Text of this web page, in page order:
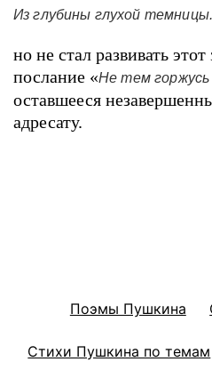
Из глубины глухой темницы.
но не стал развивать
послание «Не тем
оставшееся
адресату.
Поэмы Пушкина
Стихи Пушкина по темам